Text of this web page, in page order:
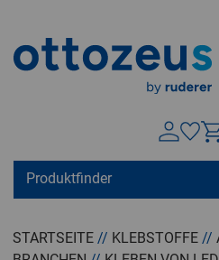
Springen zu
Tastaturkurzbefehle
STARTSEITE // KLEBSTOFFE //